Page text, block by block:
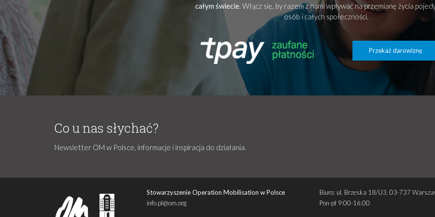
całym świecie. Włącz się, by razem z nami wpływać na przemianę życia
osób i całych społeczności.
Przekaż darowiznę
Co u nas słychać?
Newsletter OM w Polsce, informacje i inspiracja do działania.
Stowarzyszenie Operation Mobilisation w Polsce
info.pl@om.org
Biuro: ul. Brzeska 18/U3, 03-737
Pon-pt 9:00-16:00